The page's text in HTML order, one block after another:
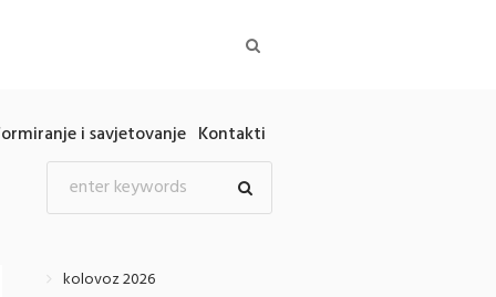
i savjetovanje Kontakti
kolovoz 2026